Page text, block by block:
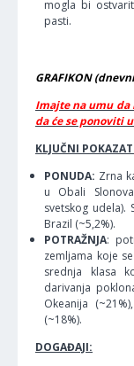
mogla bi
pasti.
GRAFIKON
Imajte na umu
da će se ponoviti
KLJUČNI
PONUDA: Zrna
u Obali
svetskog udela).
Brazil (~5,2%).
POTRAŽNJA:
zemljama koje
srednja klasa
darivanja
Okeanija
(~18%).
DOGAĐAJI: